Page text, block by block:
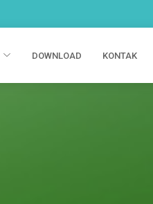
DOWNLOAD KONTAK